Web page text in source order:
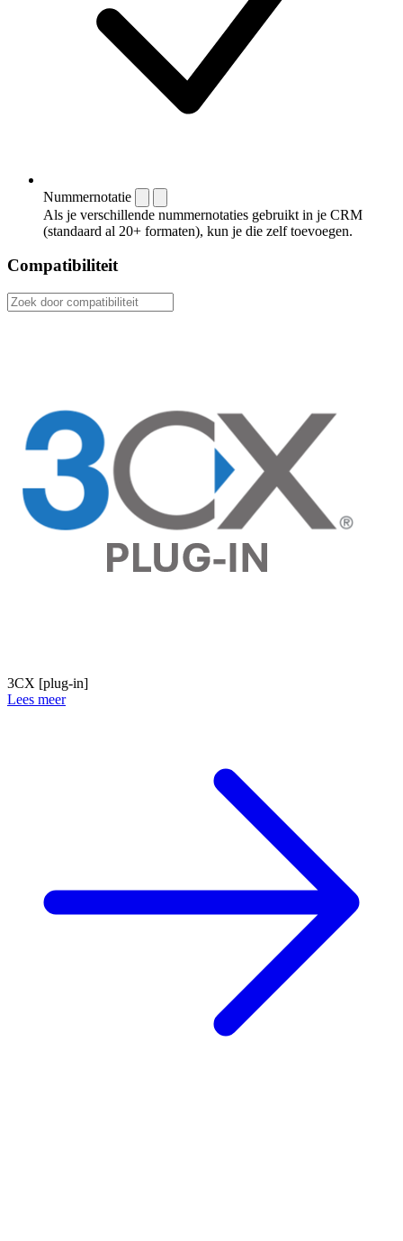
Nummernotatie
Als je verschillende nummernotaties gebruikt in je CRM
(standaard al 20+ formaten), kun je die zelf toevoegen.
Compatibiliteit
3CX [plug-in]
Lees meer